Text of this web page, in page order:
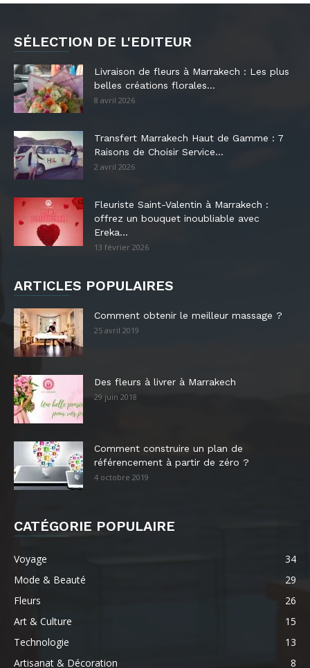
SÉLECTION DE L'EDITEUR
Livraison de fleurs à Marrakech : Les plus
belles créations florales...
8 avril 2026
Transfert Marrakech Haut de Gamme : 7
Raisons de Choisir Service...
2 avril 2026
Fleuriste Saint-Valentin à Marrakech :
offrez un bouquet inoubliable avec
Ereka...
13 février 2026
ARTICLES POPULAIRES
Comment obtenir le meilleur massage ?
25 avril 2019
Des fleurs à livrer à Marrakech
29 juin 2018
Comment construire un plan de
référencement à partir de zéro ?
4 octobre 2019
CATÉGORIE POPULAIRE
Voyage
34
Mode & Beauté
29
Fleurs
26
Art & Culture
15
Technologie
13
Artisanat & Décoration
8